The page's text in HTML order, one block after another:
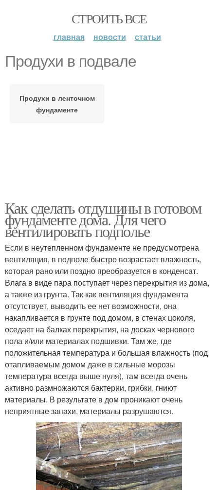
СТРОИТЬ ВСЕ
главная новости статьи
Продухи в подвале
Продухи в ленточном
фундаменте
Как сделать отдушины в готовом
фундаменте дома. Для чего
вентилировать подполье
Если в неутепленном фундаменте не предусмотрена
вентиляция, в подполе быстро возрастает влажность,
которая рано или поздно преобразуется в конденсат.
Влага в виде пара поступает через перекрытия из дома,
а также из грунта. Так как вентиляция фундамента
отсутствует, выводить ее нет возможности, она
накапливается в грунте под домом, в стенах цоколя,
оседает на балках перекрытия, на досках чернового
пола и/или материалах подшивки. Там же, где
положительная температура и большая влажность (под
отапливаемым домом даже в сильные морозы
температура всегда выше нуля), там всегда очень
активно размножаются бактерии, грибки, гниют
материалы. В результате в дом проникают очень
неприятные запахи, материалы разрушаются.